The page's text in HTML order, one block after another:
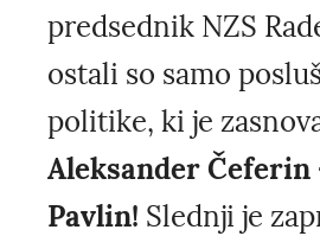
predsednik NZS
ostali so samo
politike, ki je
Aleksander
Pavlin! Slednji je